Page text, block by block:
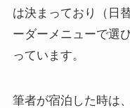
は決まっており（日
ーダーメニューで選
っています。
筆者が宿泊した時は